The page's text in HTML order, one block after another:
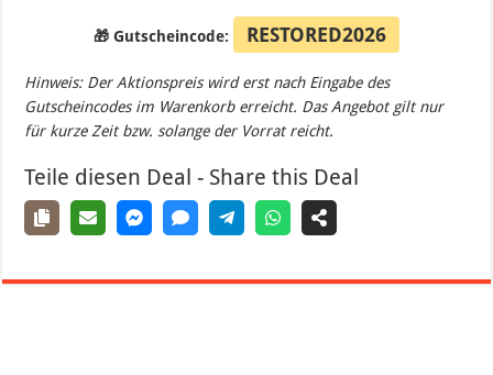
🎁 Gutscheincode: RESTORED2026
Hinweis: Der Aktionspreis wird erst nach Eingabe des
Gutscheincodes im Warenkorb erreicht. Das Angebot gilt nur
für kurze Zeit bzw. solange der Vorrat reicht.
Teile diesen Deal - Share this Deal